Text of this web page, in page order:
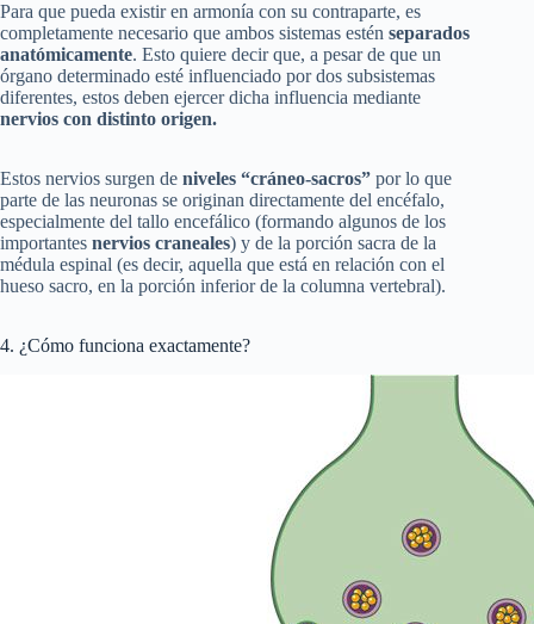
Para que pueda existir en armonía con su contraparte, es
completamente necesario que ambos sistemas estén separados
anatómicamente. Esto quiere decir que, a pesar de que un
órgano determinado esté influenciado por dos subsistemas
diferentes, estos deben ejercer dicha influencia mediante
nervios con distinto origen.
Estos nervios surgen de niveles “cráneo-sacros” por lo que
parte de las neuronas se originan directamente del encéfalo,
especialmente del tallo encefálico (formando algunos de los
importantes nervios craneales) y de la porción sacra de la
médula espinal (es decir, aquella que está en relación con el
hueso sacro, en la porción inferior de la columna vertebral).
4. ¿Cómo funciona exactamente?